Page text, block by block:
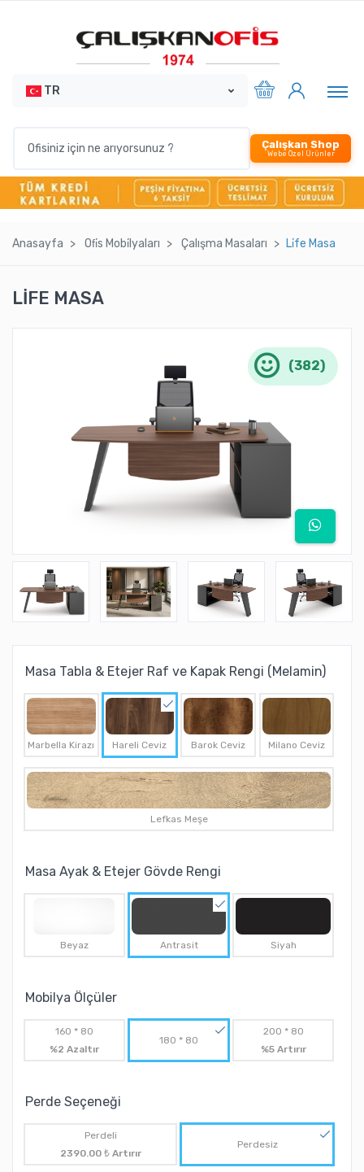
TR
Çalışkan Shop
Webe Özel Ürünler
Anasayfa Ofi̇s Mobi̇lyaları Çalışma Masaları Li̇fe Masa
LİFE MASA
(382)
Masa Tabla & Etejer Raf ve Kapak Rengi (Melamin)
Marbella Kirazı Hareli Ceviz Barok Ceviz Milano Ceviz
Lefkas Meşe
Masa Ayak & Etejer Gövde Rengi
Beyaz Antrasit Siyah
Mobilya Ölçüler
160 * 80
%2 Azaltır
180 * 80
200 * 80
%5 Artırır
Perde Seçeneği
Perdeli
2390.00 ₺ Artırır
Perdesiz